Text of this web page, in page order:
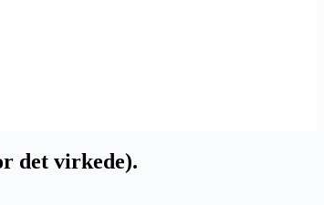
det virkede).